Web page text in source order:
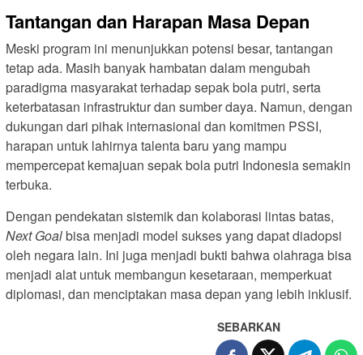
Tantangan dan Harapan Masa Depan
Meski program ini menunjukkan potensi besar, tantangan
tetap ada. Masih banyak hambatan dalam mengubah
paradigma masyarakat terhadap sepak bola putri, serta
keterbatasan infrastruktur dan sumber daya. Namun, dengan
dukungan dari pihak internasional dan komitmen PSSI,
harapan untuk lahirnya talenta baru yang mampu
mempercepat kemajuan sepak bola putri Indonesia semakin
terbuka.
Next Goalbisa menjadi model sukses yang dapat diadopsi
oleh negara lain. Ini juga menjadi bukti bahwa olahraga bisa
menjadi alat untuk membangun kesetaraan, memperkuat
diplomasi, dan menciptakan masa depan yang lebih inklusif.
SEBARKAN